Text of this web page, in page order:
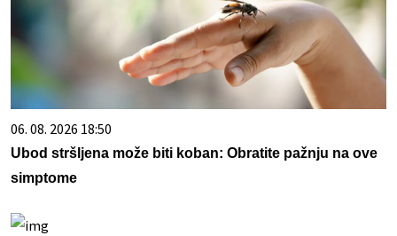
06. 08. 2026 18:50
Ubod stršljena može biti koban: Obratite pažnju na ove
simptome